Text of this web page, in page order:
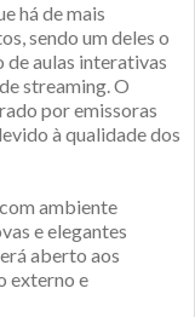
há de mais
sendo um deles o
de aulas interativas
streaming. O
por emissoras
à qualidade dos
ambiente
e elegantes
aberto aos
externo e